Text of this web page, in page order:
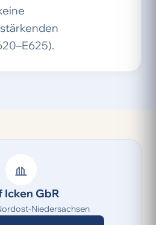
Icken GbR
Niedersachsen